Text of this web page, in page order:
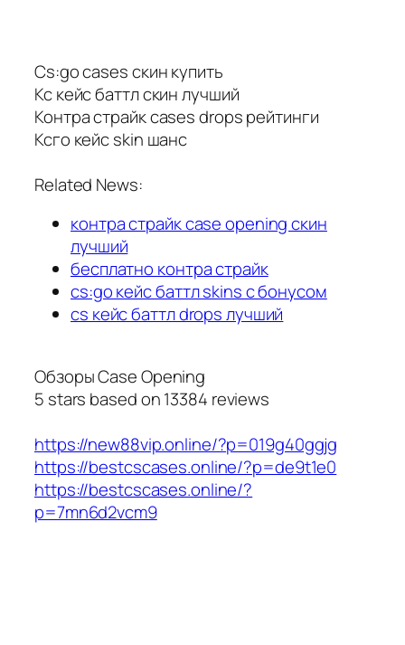
Cs:go cases скин купить
Кс кейс баттл скин лучший
Контра страйк cases drops рейтинги
Ксго кейс skin шанс
Related News:
контра страйк case opening скин
лучший
бесплатно контра страйк
cs:go кейс баттл skins с бонусом
cs кейс баттл drops лучший
Обзоры Case Opening
5 stars based on13384 reviews
https://new88vip.online/?p=019g40ggjg
https://bestcscases.online/?p=de9t1e0
https://bestcscases.online/?
p=7mn6d2vcm9